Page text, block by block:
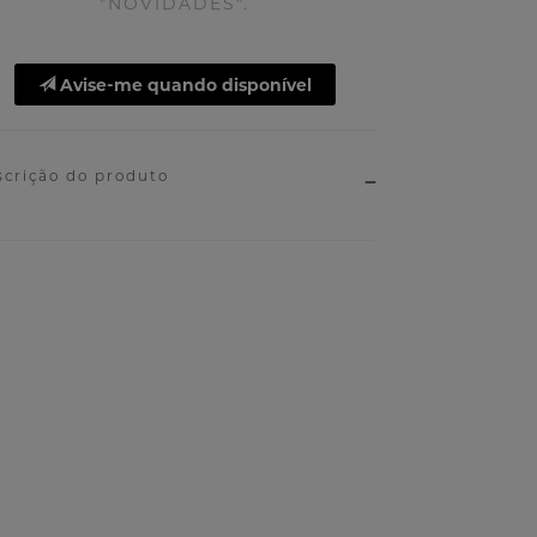
Avise-me quando disponível
do produto